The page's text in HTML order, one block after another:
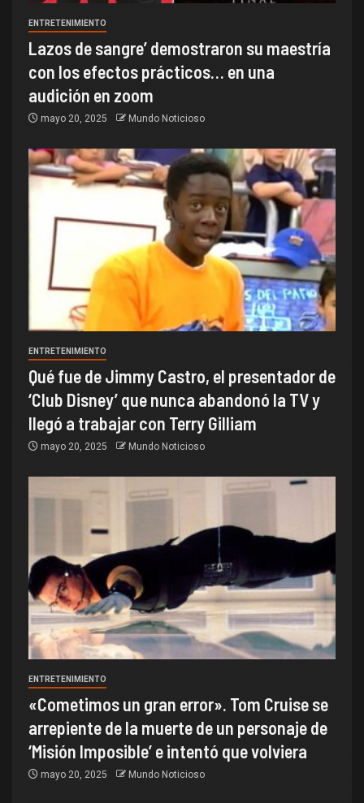
ENTRETENIMIENTO
Lazos de sangre’ demostraron su maestría
con los efectos prácticos… en una
audición en zoom
mayo 20, 2025 Mundo Noticioso
ENTRETENIMIENTO
Qué fue de Jimmy Castro, el presentador de
‘Club Disney’ que nunca abandonó la TV y
llegó a trabajar con Terry Gilliam
mayo 20, 2025 Mundo Noticioso
ENTRETENIMIENTO
«Cometimos un gran error». Tom Cruise se
arrepiente de la muerte de un personaje de
‘Misión Imposible’ e intentó que volviera
mayo 20, 2025 Mundo Noticioso